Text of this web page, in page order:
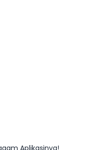
Aplikasinya!